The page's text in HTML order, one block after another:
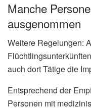
Manche
ausgenommen
Weitere Regelungen:
auch dort Tätige die
Entsprechend der
Personen mit